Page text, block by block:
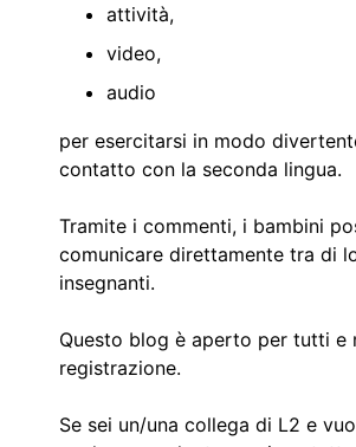
attività,
video,
audio
per esercitarsi in modo
contatto con la seconda lingua.
Tramite i commenti, i bambini
comunicare direttamente tra di
insegnanti.
Questo blog è aperto per tutti e
registrazione.
Se sei un/una collega di L2 e